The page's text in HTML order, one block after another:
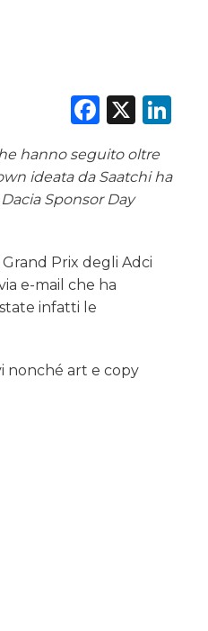
X
hanno seguito oltre
ideata da Saatchi ha
Sponsor Day
Prix degli Adci
e-mail che ha
infatti le
nonché art e copy